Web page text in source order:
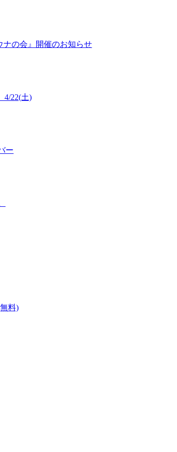
ナの会』開催のお知らせ
4/22(土)
ー
料)